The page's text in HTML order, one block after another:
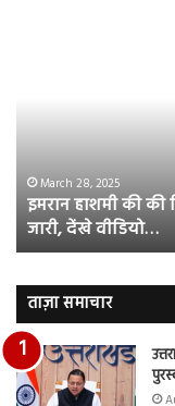
का
ऑफिशियल
टीजर
जारी,
वीडियो…
March 28, 2025
इमरान हाशमी की की
जारी, देंखे वीडियो…
ताज़ा समाचार